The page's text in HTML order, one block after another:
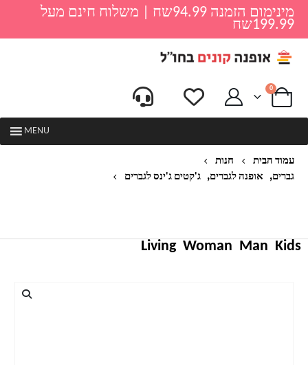
מינימום הזמנה 94.99שח | משלוח חינם מעל
199.99שח
0
MENU
עמוד הבית
חנות
גברים, אופנה לגברים, ג'קטים ג'ינס לגברים
Kids
Man
Woman
Living